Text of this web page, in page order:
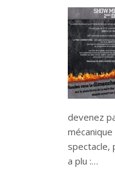
devenez
spectacle,
a plu :…